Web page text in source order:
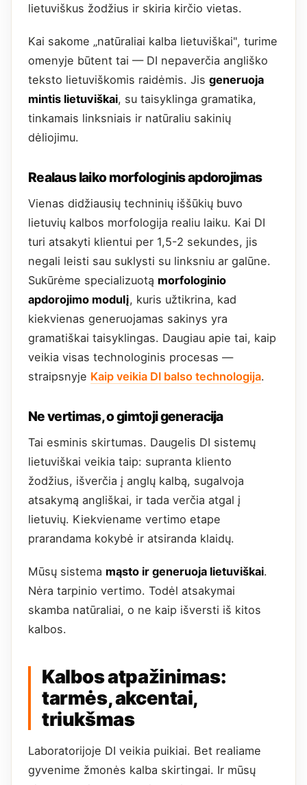
lietuviškus žodžius ir skiria kirčio vietas.
Kai sakome „natūraliai kalba lietuviškai", turime
omenyje būtent tai — DI nepaverčia angliško
teksto lietuviškomis raidėmis. Jis generuoja
mintis lietuviškai, su taisyklinga gramatika,
tinkamais linksniais ir natūraliu sakinių
dėliojimu.
Realaus laiko morfologinis apdorojimas
Vienas didžiausių techninių iššūkių buvo
lietuvių kalbos morfologija realiu laiku. Kai DI
turi atsakyti klientui per 1,5-2 sekundes, jis
negali leisti sau suklysti su linksniu ar galūne.
Sukūrėme specializuotą morfologinio
apdorojimo modulį, kuris užtikrina, kad
kiekvienas generuojamas sakinys yra
gramatiškai taisyklingas. Daugiau apie tai, kaip
veikia visas technologinis procesas —
straipsnyje Kaip veikia DI balso technologija.
Ne vertimas, o gimtoji generacija
Tai esminis skirtumas. Daugelis DI sistemų
lietuviškai veikia taip: supranta kliento
žodžius, išverčia į anglų kalbą, sugalvoja
atsakymą angliškai, ir tada verčia atgal į
lietuvių. Kiekviename vertimo etape
prarandama kokybė ir atsiranda klaidų.
Mūsų sistema mąsto ir generuoja lietuviškai.
Nėra tarpinio vertimo. Todėl atsakymai
skamba natūraliai, o ne kaip išversti iš kitos
kalbos.
Kalbos atpažinimas:
tarmės, akcentai,
triukšmas
Laboratorijoje DI veikia puikiai. Bet realiame
gyvenime žmonės kalba skirtingai. Ir mūsų